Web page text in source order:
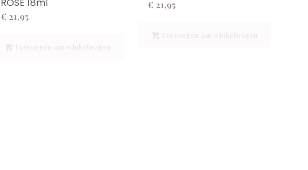
ROSE 18ml
€ 21,95
€ 21,95